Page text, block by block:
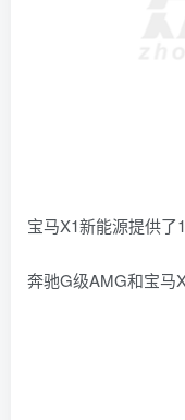
宝马X1新能源提供了
奔驰G级AMG和宝马